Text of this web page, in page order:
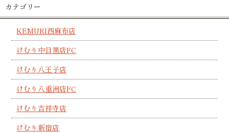
カテゴリー
KEMURI西麻布店
けむり中目黒店FC
けむり八王子店
けむり八重洲店FC
けむり吉祥寺店
けむり新宿店